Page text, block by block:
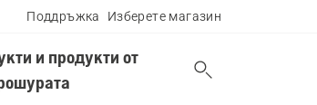
Поддръжка Изберете магазин
и продукти от